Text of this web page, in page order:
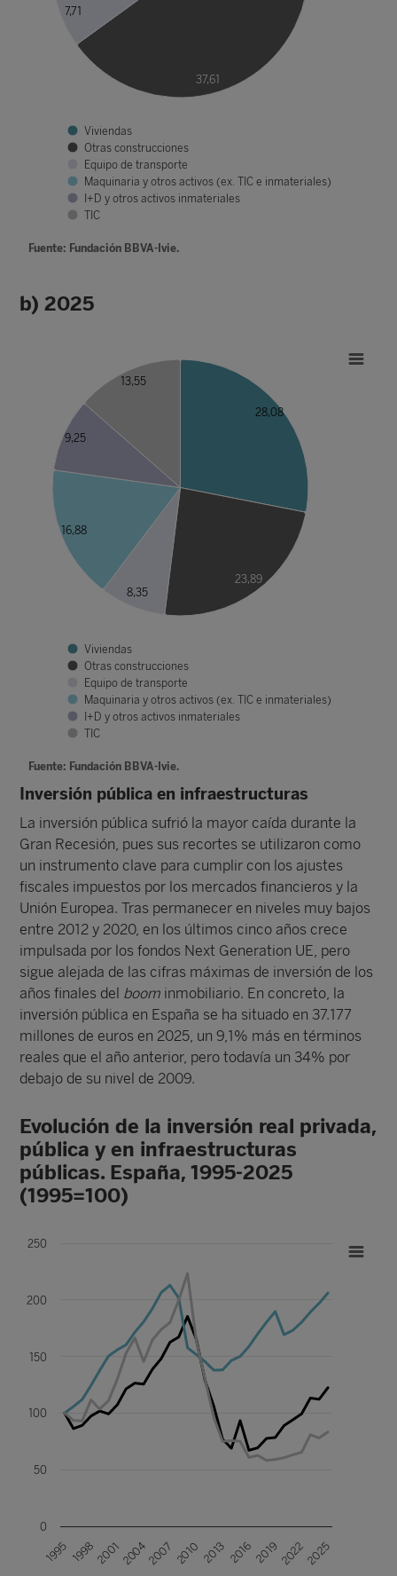
Fuente: Fundación BBVA-Ivie.
37,61
7,71
Viviendas
Otras construcciones
Equipo de transporte
Maquinaria y otros activos (ex. TIC e inmateriales)
I+D y otros activos inmateriales
TIC
b) 2025
Fuente: Fundación BBVA-Ivie.
28,08
23,89
8,35
16,88
9,25
13,55
Viviendas
Otras construcciones
Equipo de transporte
Maquinaria y otros activos (ex. TIC e inmateriales)
I+D y otros activos inmateriales
TIC
Inversión pública en infraestructuras
La inversión pública sufrió la mayor caída durante la
Gran Recesión, pues sus recortes se utilizaron como
un instrumento clave para cumplir con los ajustes
fiscales impuestos por los mercados financieros y la
Unión Europea. Tras permanecer en niveles muy bajos
entre 2012 y 2020, en los últimos cinco años crece
impulsada por los fondos Next Generation UE, pero
sigue alejada de las cifras máximas de inversión de los
años finales del boom inmobiliario. En concreto, la
inversión pública en España se ha situado en 37.177
millones de euros en 2025, un 9,1% más en términos
reales que el año anterior, pero todavía un 34% por
debajo de su nivel de 2009.
Evolución de la inversión real privada,
pública y en infraestructuras
públicas. España, 1995-2025
(1995=100)
1995 1998200120042007 2010 2013 2016 2019 20222025
0
50
100
150
200
250